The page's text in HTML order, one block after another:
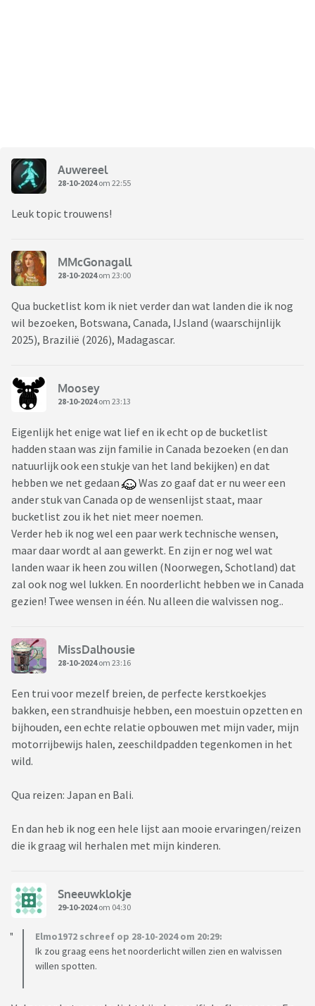
Auwereel
28-10-2024om 22:55
Leuk topic trouwens!
MMcGonagall
28-10-2024om 23:00
Qua bucketlist kom ik niet verder dan wat landen die ik nog
wil bezoeken, Botswana, Canada, IJsland (waarschijnlijk
2025), Brazilië (2026), Madagascar.
Moosey
28-10-2024om 23:13
Eigenlijk het enige wat lief en ik echt op de bucketlist
hadden staan was zijn familie in Canada bezoeken (en dan
natuurlijk ook een stukje van het land bekijken) en dat
hebben we net gedaan
Was zo gaaf dat er nu weer een
ander stuk van Canada op de wensenlijst staat, maar
bucketlist zou ik het niet meer noemen.
Verder heb ik nog wel een paar werk technische wensen,
maar daar wordt al aan gewerkt. En zijn er nog wel wat
landen waar ik heen zou willen (Noorwegen, Schotland) dat
zal ook nog wel lukken. En noorderlicht hebben we in Canada
gezien! Twee wensen in één. Nu alleen die walvissen nog..
MissDalhousie
28-10-2024om 23:16
Een trui voor mezelf breien, de perfecte kerstkoekjes
bakken, een strandhuisje hebben, een moestuin opzetten en
bijhouden, een echte relatie opbouwen met mijn vader, mijn
motorrijbewijs halen, zeeschildpadden tegenkomen in het
wild.
Qua reizen: Japan en Bali.
En dan heb ik nog een hele lijst aan mooie ervaringen/reizen
die ik graag wil herhalen met mijn kinderen.
Sneeuwklokje
29-10-2024om 04:30
Elmo1972 schreef op 28-10-2024 om 20:29:
Ik zou graag eens het noorderlicht willen zien en walvissen
willen spotten.